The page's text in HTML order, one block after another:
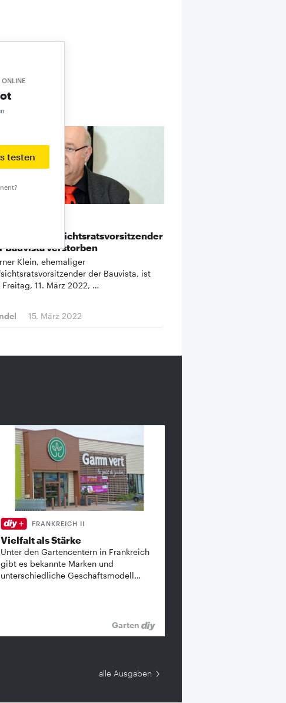
ONLINE
testen
Aufsichtsratsvorsitzender
Bauvista verstorben
Klein, ehemaliger
der Bauvista, ist
Freitag, 11. März 2022, …
15. März 2022
FRANKREICH II
Vielfalt als Stärke
Unter den Gartencentern in Frankreich
gibt es bekannte ­Marken und
unterschiedliche Geschäftsmodell…
Garten
alle Ausgaben